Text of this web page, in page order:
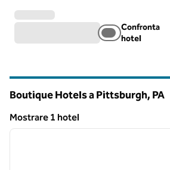
Confronta
hotel
Boutique Hotels a Pittsburgh, PA
Mostrare 1 hotel
Mostrare 1 hotel
1 di 12